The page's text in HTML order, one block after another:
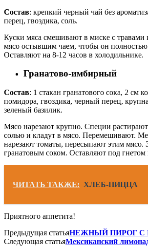
Состав: крепкий черный чай без
перец, гвоздика, соль.
Куски мяса смешивают в миске с травами
мясо остывшим чаем, чтобы он
Оставляют на 8-12 часов в холодильнике.
Гранатово-имбирный
Состав: 1 стакан гранатового сока, 2 см
помидора, гвоздика, черный перец,
зеленый базилик.
Мясо нарезают крупно. Специи растирают
солью и кладут в мясо. Перемешивают.
нарезают томаты, пересыпают этим мясо.
гранатовым соком. Оставляют под гнетом
ЧИТАТЬ ТАКЖЕ: ХЛЕБ-ПИЦЦА
Приятного аппетита!
Предыдущая статьяНЕЖНЫЙ ПИРОГ
Следующая статьяМексиканский